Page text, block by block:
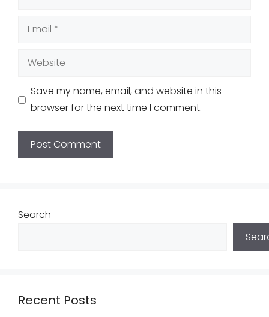
Email
Website
Save my name, email, and website in this
browser for the next time I comment.
Search
Recent Posts